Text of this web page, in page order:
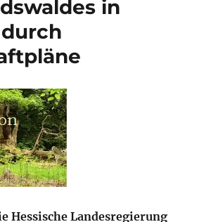
in
Hessische Landesregierung